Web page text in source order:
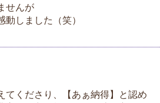
せんが
しました（笑）
てくださり、【あぁ納得】と認め